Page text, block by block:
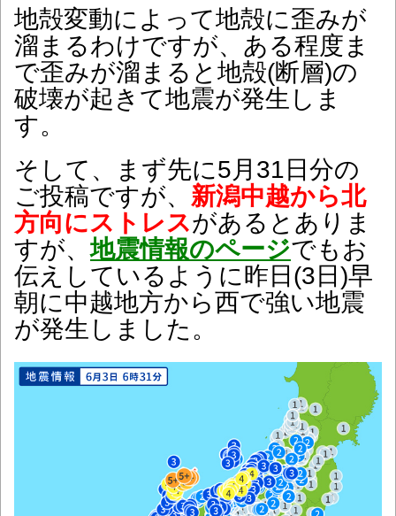
地殻変動によって地殻に歪みが
溜まるわけですが、ある程度ま
で歪みが溜まると地殻(断層)の
破壊が起きて地震が発生しま
す。
そして、まず先に5月31日分の
ご投稿ですが、 新潟中越から北
方向にストレスがあるとありま
すが、地震情報のページでもお
伝えしているように昨日(3日)早
朝に中越地方から西で強い地震
が発生しました。